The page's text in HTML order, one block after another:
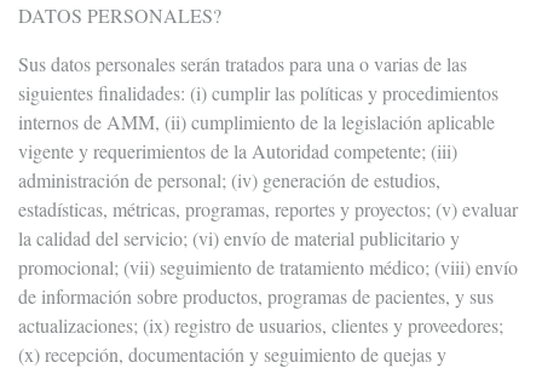
DATOS PERSONALES?
Sus datos personales serán tratados para una o varias de las
siguientes finalidades: (i) cumplir las políticas y procedimientos
internos de AMM, (ii) cumplimiento de la legislación aplicable
vigente y requerimientos de la Autoridad competente; (iii)
administración de personal; (iv) generación de estudios,
estadísticas, métricas, programas, reportes y proyectos; (v) evaluar
la calidad del servicio; (vi) envío de material publicitario y
promocional; (vii) seguimiento de tratamiento médico; (viii) envío
de información sobre productos, programas de pacientes, y sus
actualizaciones; (ix) registro de usuarios, clientes y proveedores;
(x) recepción, documentación y seguimiento de quejas y